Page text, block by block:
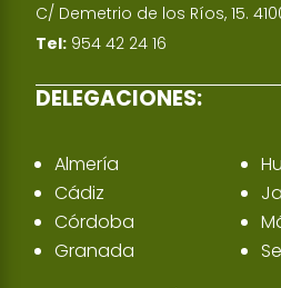
C/ Demetrio de los Ríos, 15.
Tel: 954 42 24 16
DELEGACIONES:
Almería
Cádiz
Córdoba
Granada